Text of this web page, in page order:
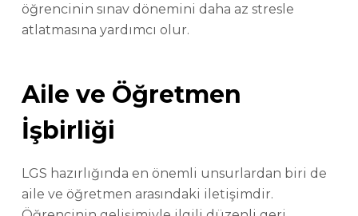
öğrencinin sınav dönemini daha az stresle
atlatmasına yardımcı olur.
Aile ve Öğretmen
İşbirliği
LGS hazırlığında en önemli unsurlardan biri de
aile ve öğretmen arasındaki iletişimdir.